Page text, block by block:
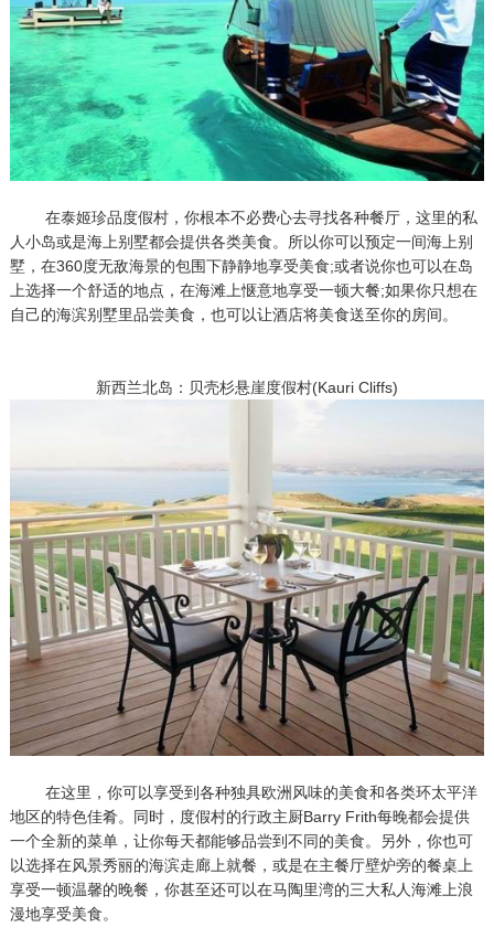
在泰姬珍品度假村，你根本不必费心去寻找各种餐厅，这里的私
人小岛或是海上别墅都会提供各类美食。所以你可以预定一间海上别
墅，在360度无敌海景的包围下静静地享受美食;或者说你也可以在岛
上选择一个舒适的地点，在海滩上惬意地享受一顿大餐;如果你只想在
自己的海滨别墅里品尝美食，也可以让酒店将美食送至你的房间。
新西兰北岛：贝壳杉悬崖度假村(Kauri Cliffs)
在这里，你可以享受到各种独具欧洲风味的美食和各类环太平洋
地区的特色佳肴。同时，度假村的行政主厨Barry Frith每晚都会提供
一个全新的菜单，让你每天都能够品尝到不同的美食。另外，你也可
以选择在风景秀丽的海滨走廊上就餐，或是在主餐厅壁炉旁的餐桌上
享受一顿温馨的晚餐，你甚至还可以在马陶里湾的三大私人海滩上浪
漫地享受美食。